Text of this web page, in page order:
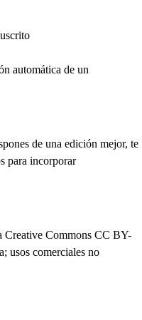
automática de un
de una edición mejor, te
para incorporar
Creative Commons CC BY-
usos comerciales no